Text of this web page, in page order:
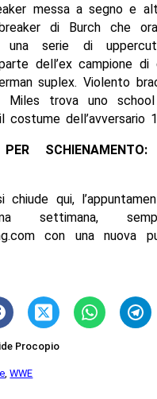
messa a segno e
di Burch che
una serie di
dell’ex campione di
suplex. Violento
Miles trova uno
costume dell’avversario
SCHIENAMENTO:
chiude qui,
settimana,
con una nuova
Procopio
,WWE